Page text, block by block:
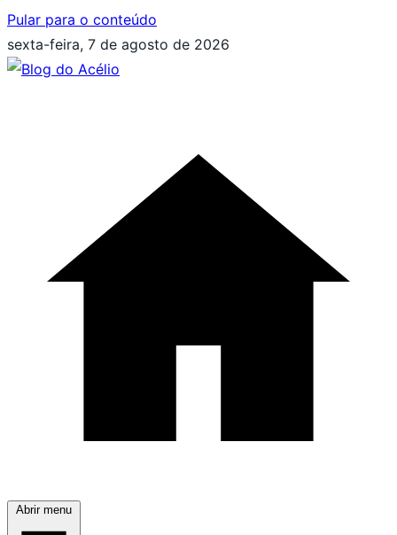
Pular para o conteúdo
sexta-feira, 7 de agosto de 2026
Abrir menu